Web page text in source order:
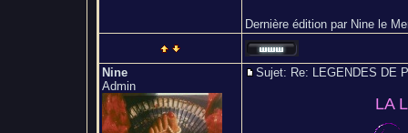
Dernière édition par Nine le
Nine
Admin
Sujet: Re: LEGENDES DE
LA